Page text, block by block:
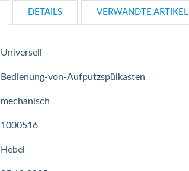
Universell
Bedienung-von-Aufputzspülkasten
mechanisch
1000516
Hebel
DETAILS VERWANDTE ARTIKEL